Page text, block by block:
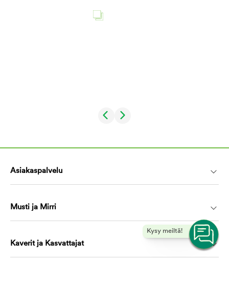
Kysy meiltä!
Asiakaspalvelu
Musti ja Mirri
Kaverit ja Kasvattajat